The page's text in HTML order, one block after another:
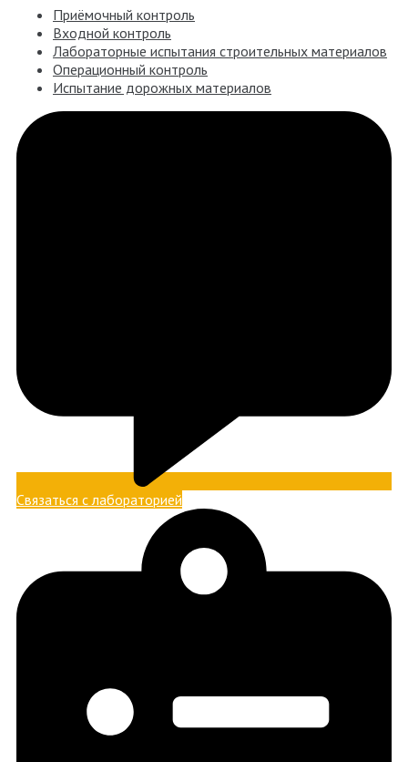
Приёмочный контроль
Входной контроль
Лабораторные испытания строительных материалов
Операционный контроль
Испытание дорожных материалов
Связаться с лабораторией